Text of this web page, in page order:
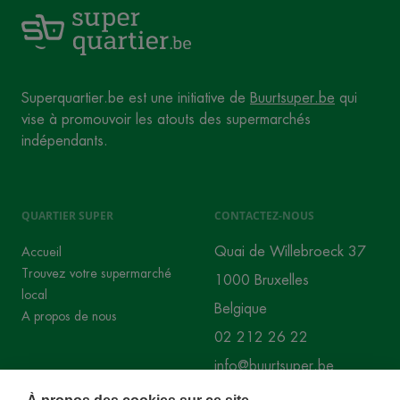
Superquartier.be est une initiative de Buurtsuper.be qui
vise à promouvoir les atouts des supermarchés
indépendants.
QUARTIER SUPER
Accueil
Trouvez votre supermarché
local
A propos de nous
CONTACTEZ-NOUS
Quai de Willebroeck 37
1000 Bruxelles
Belgique
02 212 26 22
info@buurtsuper.be